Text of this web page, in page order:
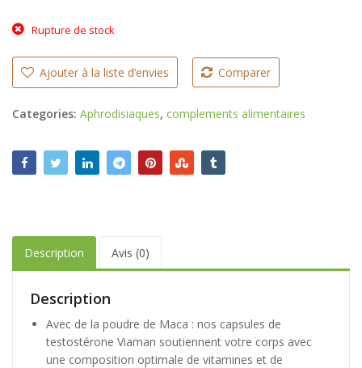
Rupture de stock
Ajouter à la liste d’envies Comparer
Categories: Aphrodisiaques, complements alimentaires
Description Avis (0)
Description
Avec de la poudre de Maca : nos capsules de
testostérone Viaman soutiennent votre corps avec
une composition optimale de vitamines et de